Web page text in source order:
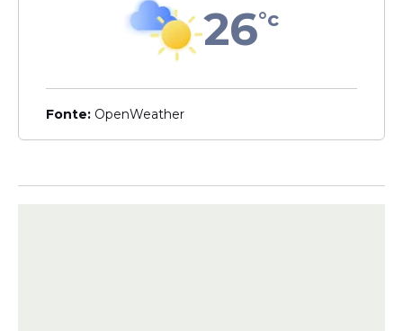
Homem mata irmão
Everton Felipe da Costa Alves, o suspeito
Paulo, na Zona Oeste da capital
pernambucana, foi preso na noite da
do Barro, do Metrô do Recife, após uma
26°c
Fonte: OpenWeather